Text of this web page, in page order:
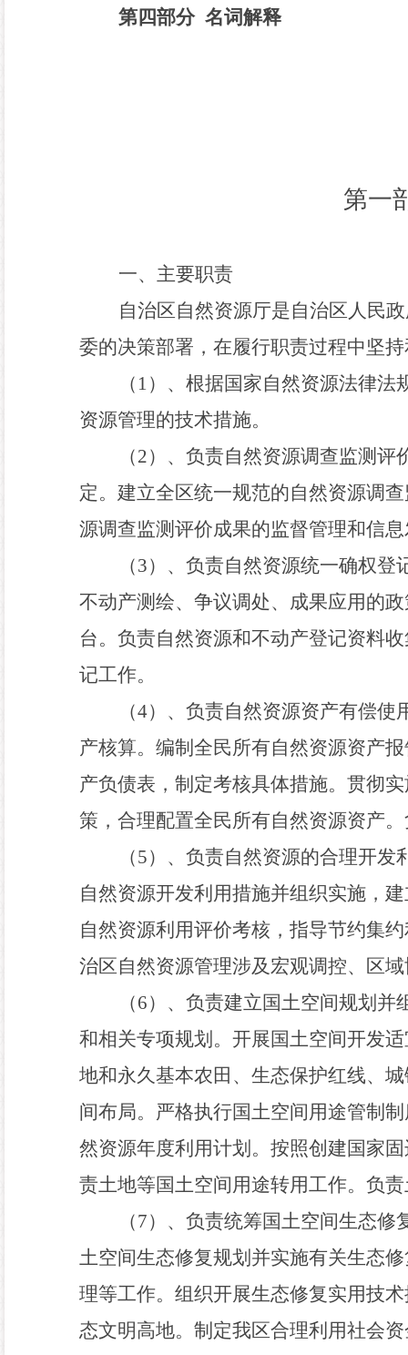
第四部分 名词解释
第一
一、主要职责
自治区自然资源厅是自治区人民
委的决策部署，在履行职责过程中坚
（ 1）、根据国家自然资源法律法
资源管理的技术措施。
（2）、负责自然资源调查监测评
定。建立全区统一规范的自然资源调
源调查监测评价成果的监督管理和信
（3）、负责自然资源统一确权登
不动产测绘、争议调处、成果应用的
台。负责自然资源和不动产登记资料
记工作。
（4）、负责自然资源资产有偿使
产核算。编制全民所有自然资源资产
产负债表 ， 制定考核具体措施。贯彻
策 ， 合理配置全民所有自然资源资产
（5）、负责自然资源的合理开发
自然资源开发利用措施并组织实施 ，
自然资源利用评价考核 ， 指导节约集
治区自然资源管理涉及宏观调控、区
（6）、负责建立国土空间规划并
和相关专项规划。开展国土空间开发
地和永久基本农田、生态保护红线、
间布局。严格执行国土空间用途管制
然资源年度利用计划。按照创建国家
责土地等国土空间用途转用工作。负
（7）、负责统筹国土空间生态修
土空间生态修复规划并实施有关生态
理等工作。组织开展生态修复实用技
态文明高地。制定我区合理利用社会